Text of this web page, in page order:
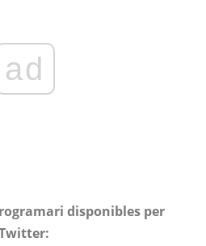
ad
disponibles per